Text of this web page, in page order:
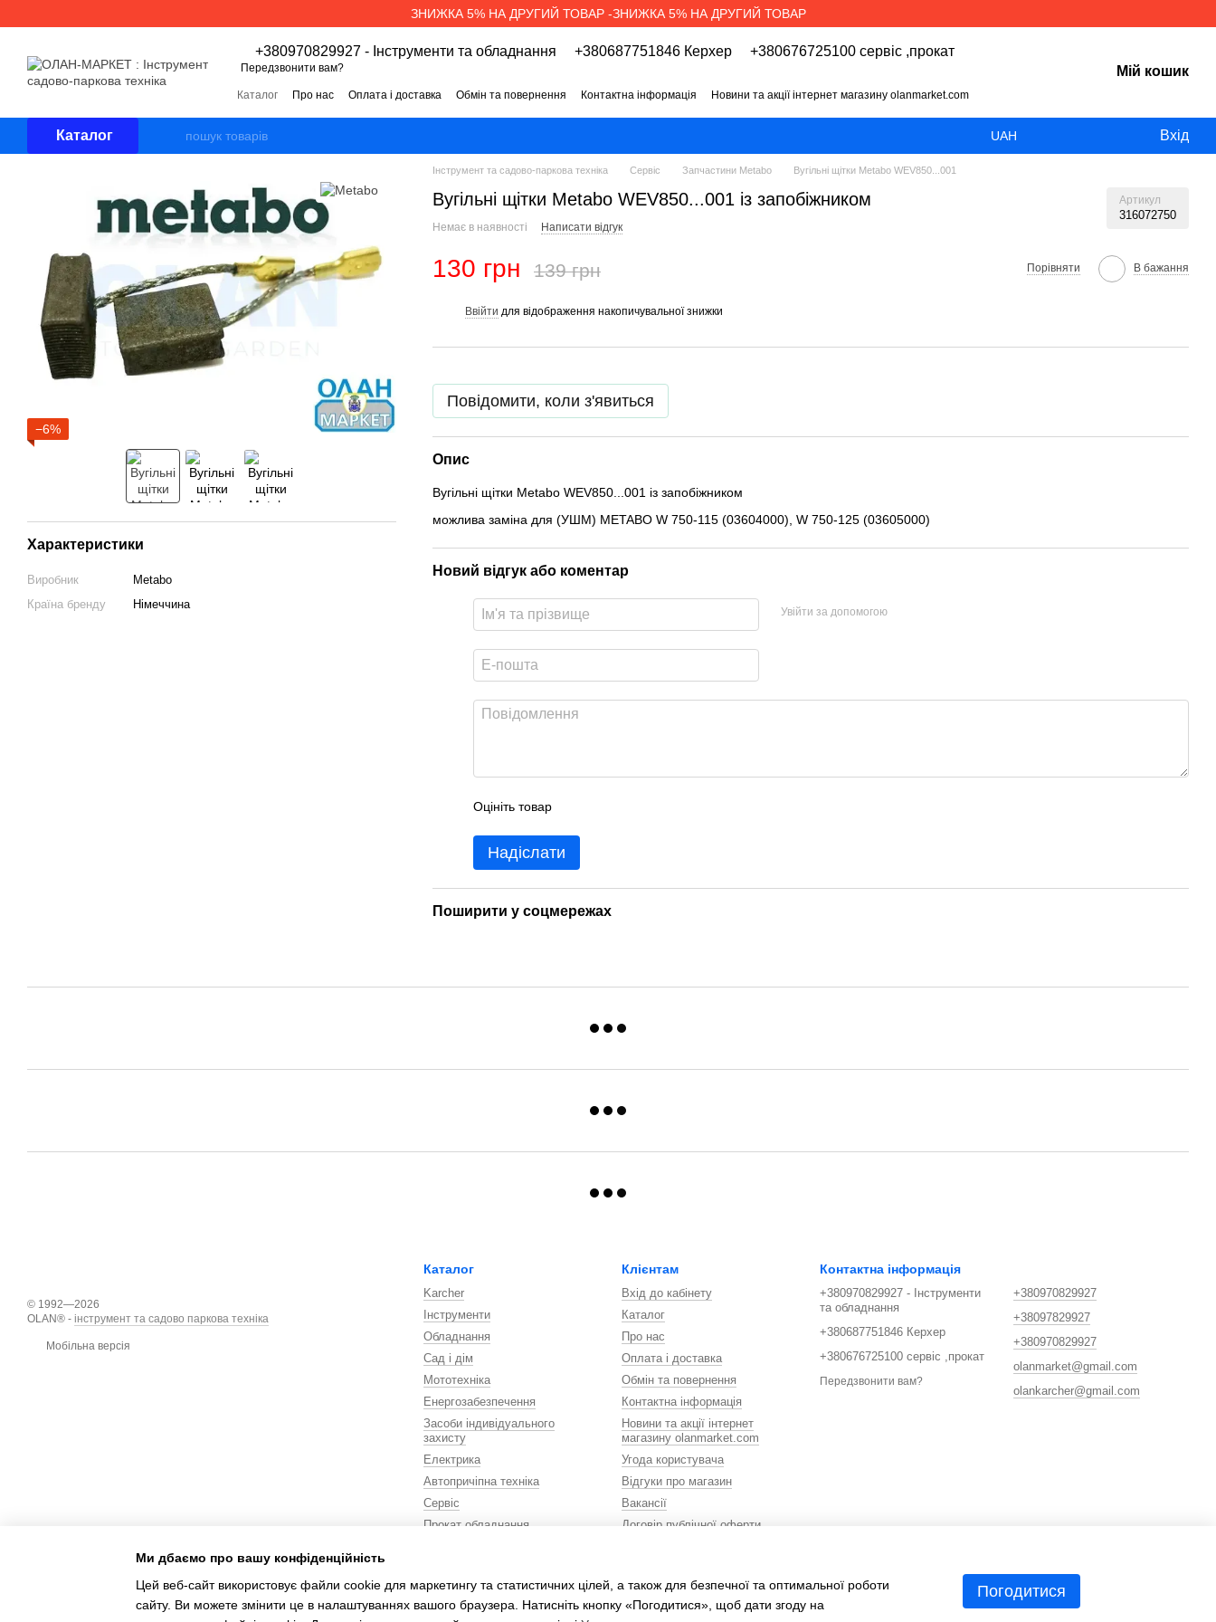
ЗНИЖКА 5% НА ДРУГИЙ ТОВАР -ЗНИЖКА 5% НА ДРУГИЙ ТОВАР
+380970829927 - Інструменти та обладнання +380687751846 Керхер +380676725100 сервіс ,прокат
Передзвонити вам?
Каталог Про нас Оплата і доставка Обмін та повернення Контактна інформація
Новини та акції інтернет магазину olanmarket.com
Мій кошик
Каталог UAH Вхід
−6%
Характеристики
Виробник
Metabo
Країна бренду
Німеччина
Інструмент та садово-паркова техніка Сервіс Запчастини Metabo Вугільні щітки Metabo WEV850...001
Вугільні щітки Metabo WEV850...001 із запобіжником Артикул
316072750
Немає в наявності Написати відгук
130 грн 139 грн Порівняти В бажання
Ввійти для відображення накопичувальної знижки
Повідомити, коли з'явиться
Опис
Вугільні щітки Metabo WEV850...001 із запобіжником
можлива заміна для (УШМ) METABO W 750-115 (03604000), W 750-125 (03605000)
Новий відгук або коментар
Увійти за допомогою
Оцініть товар
Надіслати
Поширити у соцмережах
© 1992—2026
OLAN® - інструмент та садово паркова техніка
Мобільна версія
Каталог
Karcher
Інструменти
Обладнання
Сад і дім
Мототехніка
Енергозабезпечення
Засоби індивідуального
захисту
Електрика
Автопричіпна техніка
Сервіс
Прокат обладнання
Клієнтам
Вхід до кабінету
Каталог
Про нас
Оплата і доставка
Обмін та повернення
Контактна інформація
Новини та акції інтернет
магазину olanmarket.com
Угода користувача
Відгуки про магазин
Вакансії
Договір публічної оферти
Контактна інформація
+380970829927 - Інструменти
та обладнання
+380687751846 Керхер
+380676725100 сервіс ,прокат
Передзвонити вам?
+380970829927
+38097829927
+380970829927
olanmarket@gmail.com
olankarcher@gmail.com
Ми дбаємо про вашу конфіденційність
Цей веб-сайт використовує файли cookie для маркетингу та статистичних цілей, а також для безпечної та оптимальної роботи
сайту. Ви можете змінити це в налаштуваннях вашого браузера. Натисніть кнопку «Погодитися», щоб дати згоду на
Погодитися